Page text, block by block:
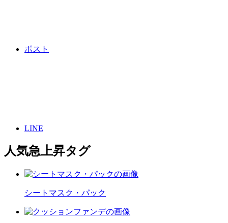
ポスト
LINE
人気急上昇タグ
シートマスク・パック